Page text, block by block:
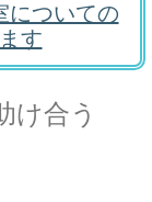
についての
す
け合う